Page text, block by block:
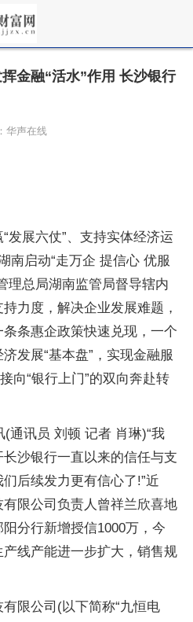
金融“活水”作用 长沙银行
华声在线
发展六仗”、支持实体经济运
南启动“走万企 提信心 优服
理总局湖南监管局督导辖内
力度，解决企业发展难题，
条惠企政策快速兑现，一个
发展“基本盘”，实现金融服
向“银行上门”的双向奔赴转
(通讯员 刘顿 记者 肖琳)“我
沙银行一直以来的信任与支
后续发力更有信心了!”近
限公司负责人曾祥兰欣喜地
分行新增授信1000万，今
线产能进一步扩大，销售规
限公司(以下简称“九恒电